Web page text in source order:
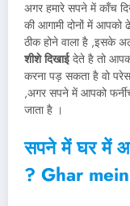
अगर हमारे सपने में काँच
की आगामी दोनों में आपको
ठीक होने वाला है ,इसके
शीशे दिखाईदेते है तो
करना पड़ सकता है वो
,अगर सपने में आपको
जाता है ।
सपने में घर में
? Ghar